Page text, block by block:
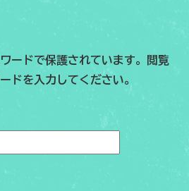
ードで保護されています。閲覧
ドを入力してください。